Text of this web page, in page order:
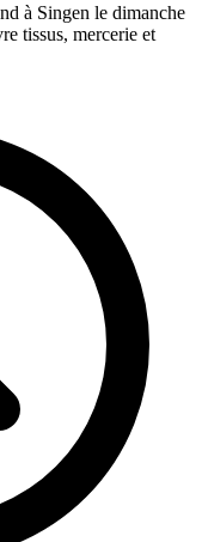
à Singen le dimanche
tissus, mercerie et